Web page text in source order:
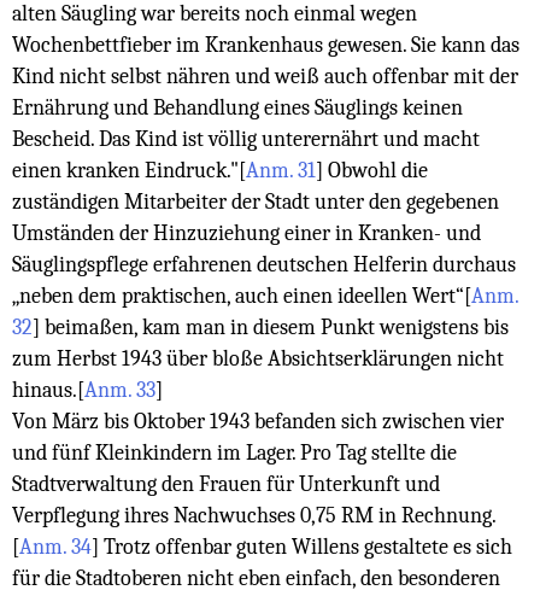
alten Säugling war bereits noch einmal wegen
Wochenbettfieber im Krankenhaus gewesen. Sie kann das
Kind nicht selbst nähren und weiß auch offenbar mit der
Ernährung und Behandlung eines Säuglings keinen
Bescheid. Das Kind ist völlig unterernährt und macht
einen kranken Eindruck." [Anm. 31] Obwohl die
zuständigen Mitarbeiter der Stadt unter den gegebenen
Umständen der Hinzuziehung einer in Kranken- und
Säuglingspflege erfahrenen deutschen Helferin durchaus
„neben dem praktischen, auch einen ideellen Wert“ [Anm.
32] beimaßen, kam man in diesem Punkt wenigstens bis
zum Herbst 1943 über bloße Absichtserklärungen nicht
hinaus. [Anm. 33]
Von März bis Oktober 1943 befanden sich zwischen vier
und fünf Kleinkindern im Lager. Pro Tag stellte die
Stadtverwaltung den Frauen für Unterkunft und
Verpflegung ihres Nachwuchses 0,75 RM in Rechnung.
[Anm. 34] Trotz offenbar guten Willens gestaltete es sich
für die Stadtoberen nicht eben einfach, den besonderen